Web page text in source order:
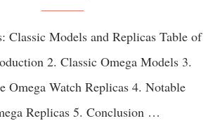
Classic Models and Replicas Table of
2. Classic Omega Models 3.
Omega Watch Replicas 4. Notable
Replicas 5. Conclusion …